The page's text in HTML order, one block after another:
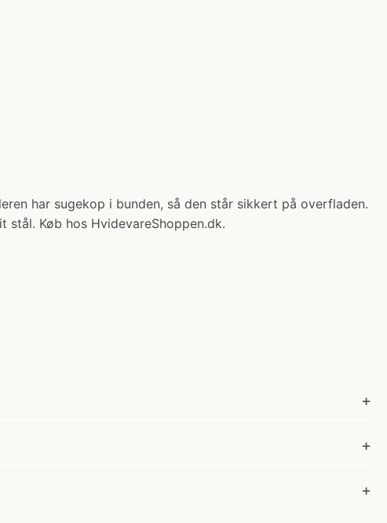
har sugekop i bunden, så den står sikkert på overfladen.
Køb hos HvidevareShoppen.dk.